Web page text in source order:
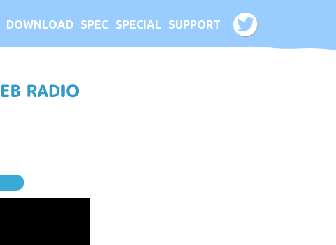
DOWNLOAD SPEC SPECIAL SUPPORT